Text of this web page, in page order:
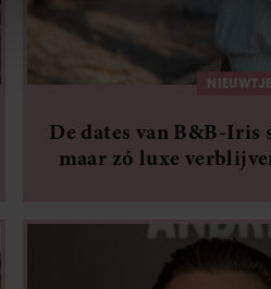
Ook delen we informatie over
Deze partners kunnen deze
op basis van uw gebruik
De dates van B&B-Iris
maar zó luxe